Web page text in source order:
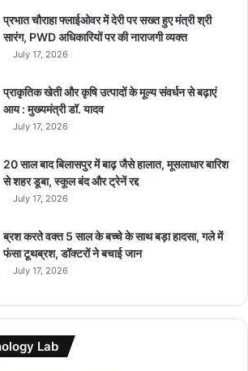
प्रभात चौराहा फ्लाईओवर में देरी पर सख्त हुए मंत्री श्री
सारंग, PWD अधिकारियों पर की नाराजगी व्यक्त
July 17, 2026
प्राकृतिक खेती और कृषि उत्पादों के मूल्य संवर्धन से बढ़ाएं
आय : मुख्यमंत्री डॉ. यादव
July 17, 2026
20 साल बाद बिलासपुर में बाढ़ जैसे हालात, मूसलाधार बारिश
से शहर डूबा, स्कूल बंद और ट्रेनें रद्द
July 17, 2026
ब्रश करते वक्त 5 साल के बच्चे के साथ बड़ा हादसा, गले में
फंसा टूथब्रश, डॉक्टरों ने बचाई जान
July 17, 2026
Lab